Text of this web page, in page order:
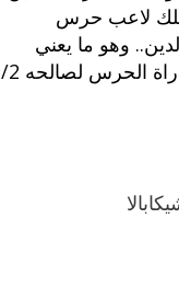
لاعب حرس
وهو ما يعني
إيقاف اللاعب من مباراتين الى 6 شهور طبقاً للائحة.. طلب النادي احتساب نتيجة مباراة الحرس لصالحه 2/